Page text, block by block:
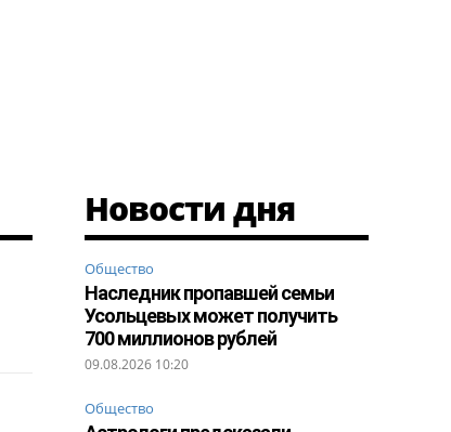
Новости дня
Общество
Наследник пропавшей семьи
Усольцевых может получить
700 миллионов рублей
09.08.2026 10:20
Общество